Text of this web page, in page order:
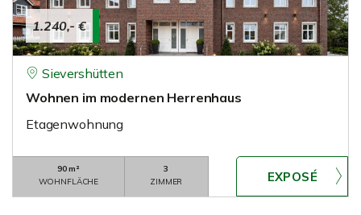
1.240,- €
Sievershütten
Wohnen im modernen Herrenhaus
Etagenwohnung
90 m²
WOHNFLÄCHE
3
ZIMMER